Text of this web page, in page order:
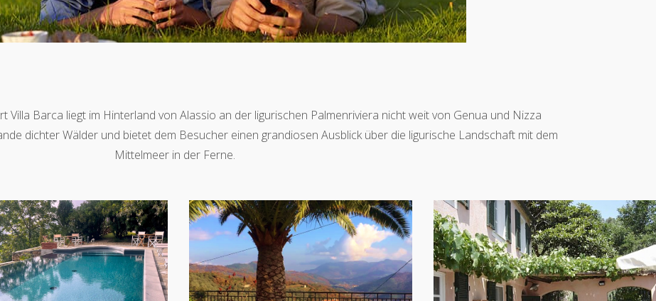
Villa Barca liegt im Hinterland von Alassio an der ligurischen Palmenriviera nicht weit von Genua und Nizza
dichter Wälder und bietet dem Besucher einen grandiosen Ausblick über die ligurische Landschaft mit dem
Mittelmeer in der Ferne.